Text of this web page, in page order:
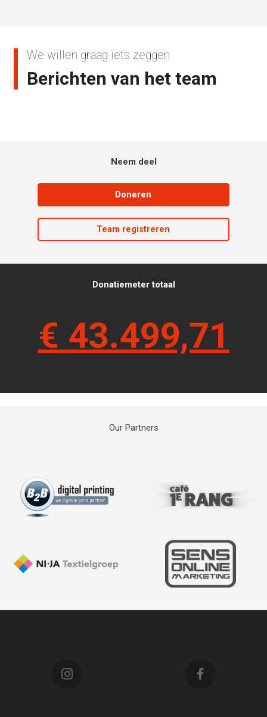
We willen graag iets zeggen
Berichten van het team
Neem deel
Doneren
Team registreren
Donatiemeter totaal
€ 43.499,71
Our Partners